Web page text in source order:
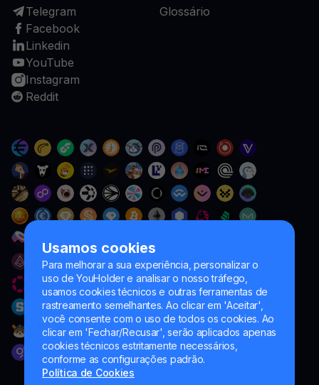
Usamos cookies
Para melhorar a sua experiência, personalizar o
uso de YouHolder e analisar o nosso tráfego,
usamos cookies técnicos e outras ferramentas de
rastreamento semelhantes. Ao clicar em 'Aceitar',
você consente com o uso de todos os cookies. Ao
clicar em 'Fechar/Recusar', serão aplicados apenas
cookies técnicos estritamente necessários,
conforme as configurações padrão.
Política de Cookies
Telegram
Facebook
Linkedin
YouTube
Instagram
Reddit
Glossário